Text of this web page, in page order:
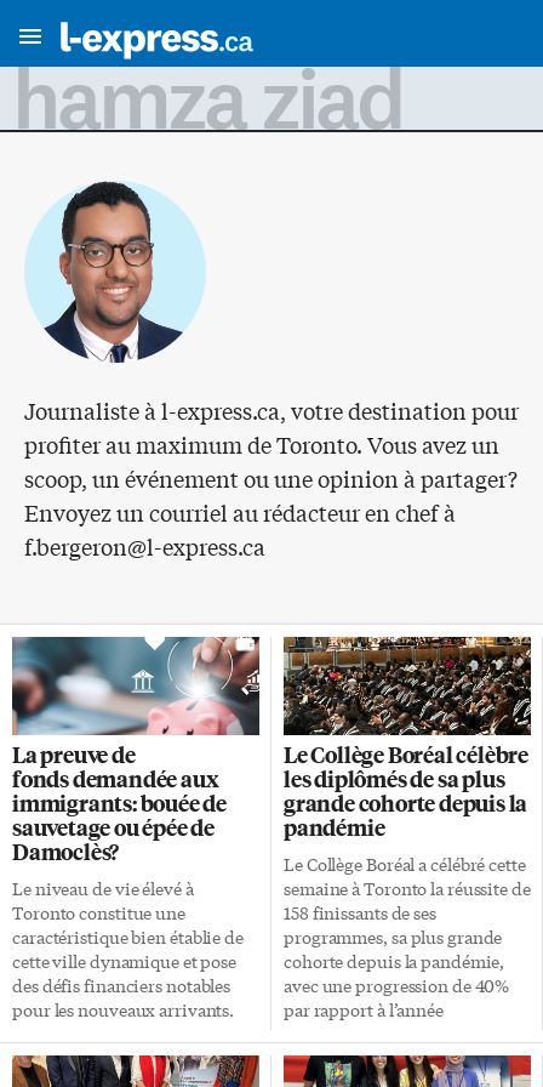
hamza ziad
Journaliste à l-express.ca, votre destination pour
profiter au maximum de Toronto. Vous avez un
scoop, un événement ou une opinion à partager?
Envoyez un courriel au rédacteur en chef à
f.bergeron@l-express.ca
La preuve de
fonds demandée aux
immigrants: bouée de
sauvetage ou épée de
Damoclès?
Le niveau de vie élevé à
Toronto constitue une
caractéristique bien établie de
cette ville dynamique et pose
des défis financiers notables
pour les nouveaux arrivants.
fonds, nécessaire à
Le Collège Boréal célèbre
les diplômés de sa plus
grande cohorte depuis la
pandémie
Le Collège Boréal a célébré cette
semaine à Toronto la réussite de
158 finissants de ses
programmes, sa plus grande
cohorte depuis la pandémie,
avec une progression de 40%
par rapport à l’année
cérémonies dans quatre régions